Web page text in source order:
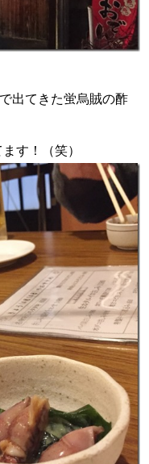
出てきた蛍烏賊の酢
す！（笑）